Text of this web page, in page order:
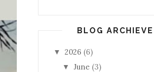
BLOG ARCHIEVE
▼ 2026 (6)
▼ June (3)